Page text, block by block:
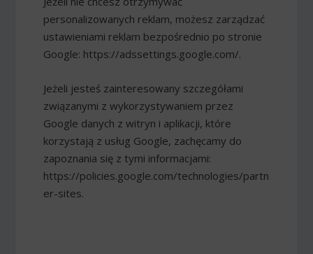
personalizowanych reklam, możesz zarządzać
ustawieniami reklam bezpośrednio po stronie
Google: https://adssettings.google.com/.
Jeżeli jesteś zainteresowany szczegółami
związanymi z wykorzystywaniem przez
Google danych z witryn i aplikacji, które
korzystają z usług Google, zachęcamy do
zapoznania się z tymi informacjami:
https://policies.google.com/technologies/partn
er-sites.